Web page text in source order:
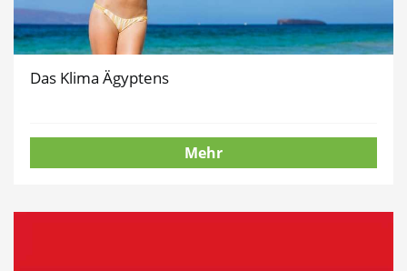
Das Klima Ägyptens
Mehr